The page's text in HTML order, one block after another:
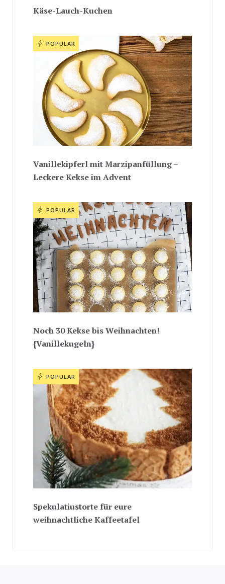
Käse-Lauch-Kuchen
POPULAR
Vanillekipferl mit Marzipanfüllung –
Leckere Kekse im Advent
POPULAR
Noch 30 Kekse bis Weihnachten!
{Vanillekugeln}
POPULAR
Spekulatiustorte für eure
weihnachtliche Kaffeetafel